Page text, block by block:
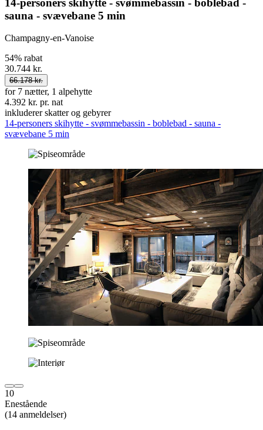
sauna - svævebane 5 min
Champagny-en-Vanoise
54% rabat
30.744 kr.
66.178 kr.
for 7 nætter, 1 alpehytte
4.392 kr. pr. nat
inkluderer skatter og gebyrer
14-personers skihytte - svømmebassin - boblebad - sauna -
svævebane 5 min
10
Enestående
(14 anmeldelser)